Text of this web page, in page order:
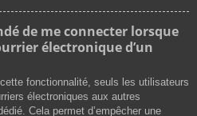
de me connecter lorsque
électronique d’un
fonctionnalité, seuls les utilisateurs
électroniques aux autres
Cela permet d’empêcher une